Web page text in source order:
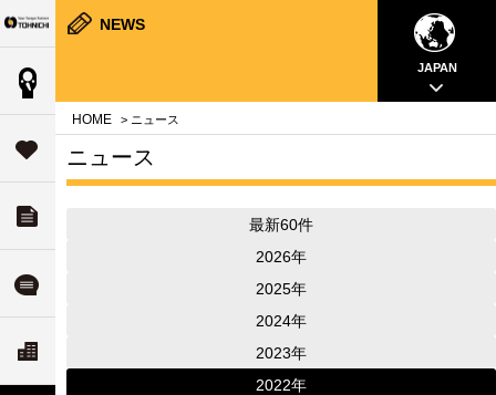
Your Torque Partner TOHNICHI
サポート
close
close
close
close
て
ティ
close
close
close NEWS
JAPAN
HOME > ニュース
ニュース
最新60件
2026年
2025年
2024年
2023年
2022年